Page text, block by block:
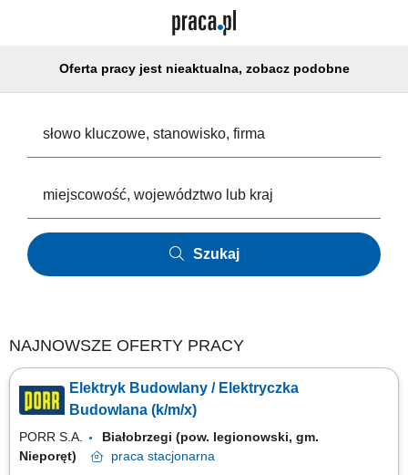
Oferta pracy jest nieaktualna, zobacz podobne
Szukaj
NAJNOWSZE OFERTY PRACY
Elektryk Budowlany / Elektryczka
Budowlana (k/m/x)
PORR S.A.
Białobrzegi (pow. legionowski, gm.
Nieporęt)
praca stacjonarna